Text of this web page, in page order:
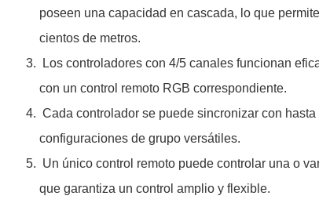
poseen una capacidad en cascada, lo que
cientos de metros.
Los controladores con 4/5 canales funcionan
con un control remoto RGB correspondiente.
Cada controlador se puede sincronizar con
configuraciones de grupo versátiles.
Un único control remoto puede controlar una o
que garantiza un control amplio y flexible.